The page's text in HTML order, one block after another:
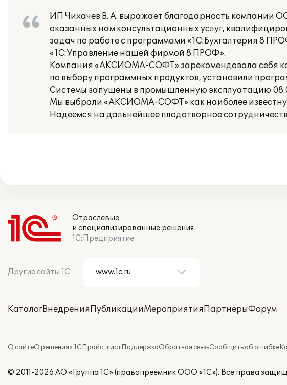
ИП Чихачев В. А. выражает благодарность
оказанных нам консультационных услуг,
задач по работе с программами «1С:Бухгалтерия 8
«1С:Управление нашей фирмой 8 ПРОФ».
Компания «АКСИОМА-СОФТ» зарекомендовала себя
по выбору программных продуктов, установили
Системы запущены в промышленную эксплуатацию
Мы выбрали «АКСИОМА-СОФТ» как наиболее
Надеемся на дальнейшее плодотворное
Отраслевые
и специализированные решения
1С:Предприятие
Другие сайты 1С
КаталогВнедренияПубликацииМероприятияПартнерыФорум
О сайтеО решениях 1СПрайс-листПоддержкаОбратная связьСообщить об ошибке
© 2011-2026 АО «Группа 1С» (правопреемник ООО «1С»). Все права